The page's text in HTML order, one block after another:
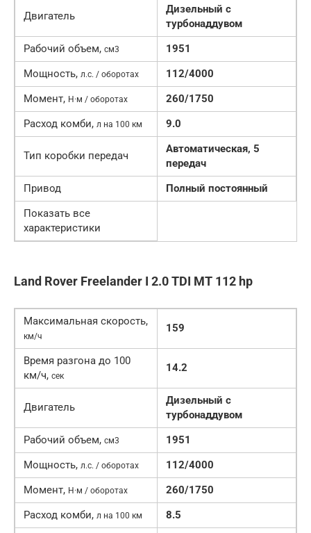
Двигатель
Дизельный с
турбонаддувом
Рабочий объем, см3
1951
Мощность, л.с. / оборотах
112/4000
Момент, Н·м / оборотах
260/1750
Расход комби, л на 100 км 9.0
Тип коробки передач
Автоматическая, 5
передач
Привод
Полный постоянный
Показать все
характеристики
Land Rover Freelander I 2.0 TDI MT 112 hp
Максимальная скорость,
км/ч
159
Время разгона до 100
км/ч, сек
14.2
Двигатель
Дизельный с
турбонаддувом
Рабочий объем, см3
1951
Мощность, л.с. / оборотах
112/4000
Момент, Н·м / оборотах
260/1750
Расход комби, л на 100 км 8.5